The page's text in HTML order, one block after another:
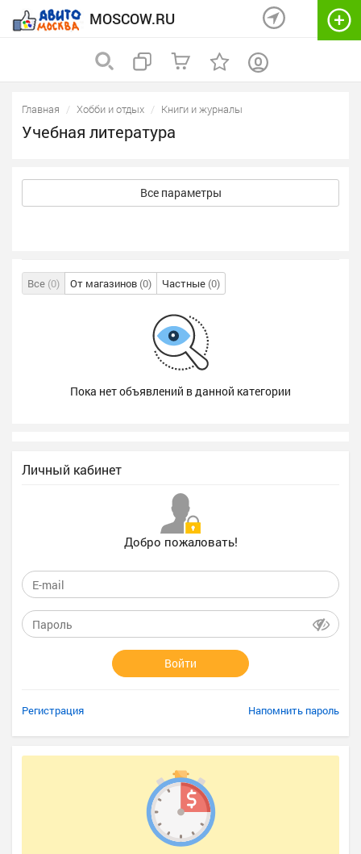
MOSCOW.RU
Главная Хобби и отдых Книги и журналы
Учебная литература
Все параметры
Все (0) От магазинов (0) Частные (0)
Пока нет объявлений в данной категории
Личный кабинет
Добро пожаловать!
Войти
Регистрация Напомнить пароль